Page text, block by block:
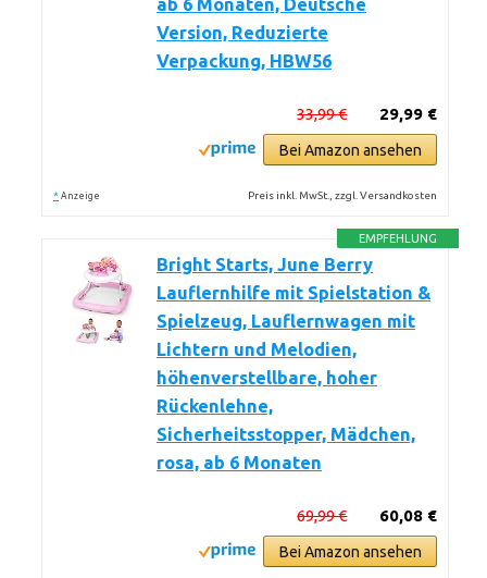
ab 6 Monaten, Deutsche
Version, Reduzierte
Verpackung, HBW56
29,99 €
33,99 €
Bei Amazon ansehen
* Anzeige Preis inkl. MwSt., zzgl. Versandkosten
EMPFEHLUNG
Bright Starts, June Berry
Lauflernhilfe mit Spielstation &
Spielzeug, Lauflernwagen mit
Lichtern und Melodien,
höhenverstellbare, hoher
Rückenlehne,
Sicherheitsstopper, Mädchen,
rosa, ab 6 Monaten
60,08 €
69,99 €
Bei Amazon ansehen